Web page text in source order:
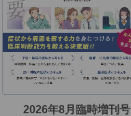
2026年8月臨時増刊号